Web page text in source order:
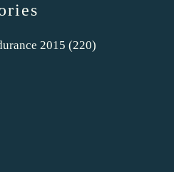
2015 (220)